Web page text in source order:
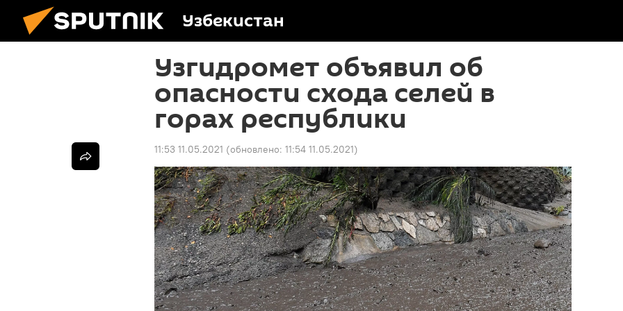
Узбекистан
Узгидромет объявил об
опасности схода селей в
горах республики
11:53 11.05.2021 (обновлено: 11:54 11.05.2021)